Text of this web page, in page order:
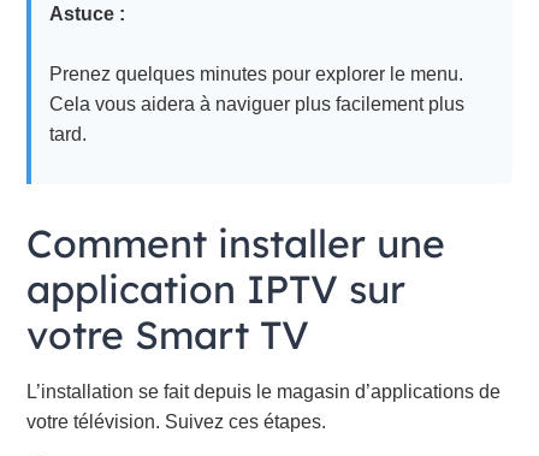
Astuce :
Prenez quelques minutes pour explorer le menu.
Cela vous aidera à naviguer plus facilement plus
tard.
Comment installer une
application IPTV sur
votre Smart TV
L’installation se fait depuis le magasin d’applications de
votre télévision. Suivez ces étapes.